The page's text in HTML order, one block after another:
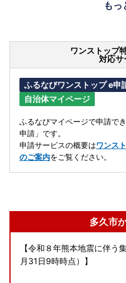
もっ
ワンストップ
対応サ
ふるなびワンストップ e申
自治体マイページ
ふるなびマイページで申請で
申請」です。
申請サービスの概要はワンス
のご案内をご覧ください。
多久市
【令和８年熊本地震に伴
月31日9時時点）】